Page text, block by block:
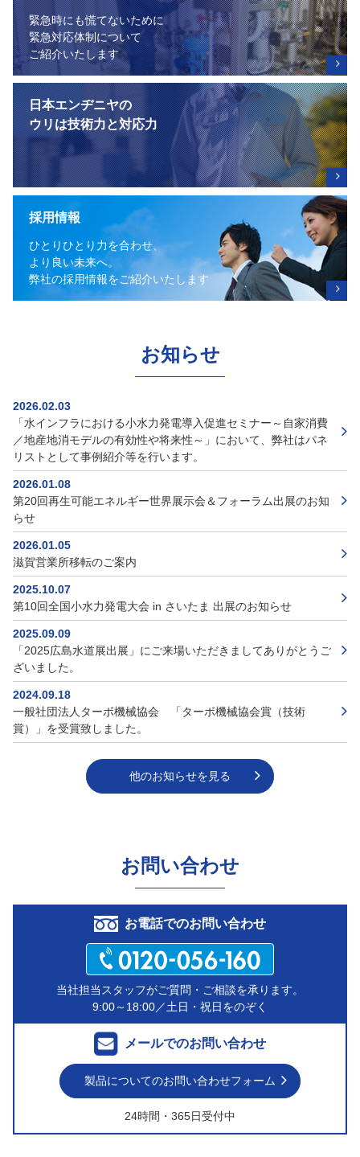
緊急時にも慌てないために
緊急対応体制について
ご紹介いたします
日本エンヂニヤの
ウリは技術力と対応力
採用情報
ひとりひとり力を合わせ、
より良い未来へ。
弊社の採用情報をご紹介いたします
お知らせ
2026.02.03
「水インフラにおける小水力発電導入促進セミナー～自家消費
／地産地消モデルの有効性や将来性～」において、弊社はパネ
リストとして事例紹介等を行います。
2026.01.08
第20回再生可能エネルギー世界展示会＆フォーラム出展のお知
らせ
2026.01.05
滋賀営業所移転のご案内
2025.10.07
第10回全国小水力発電大会 in さいたま 出展のお知らせ
2025.09.09
「2025広島水道展出展」にご来場いただきましてありがとうご
ざいました。
2024.09.18
一般社団法人ターボ機械協会 「ターボ機械協会賞（技術
賞）」を受賞致しました。
他のお知らせを見る
お問い合わせ
お電話でのお問い合わせ
当社担当スタッフがご質問・ご相談を承ります。
9:00～18:00／土日・祝日をのぞく
メールでのお問い合わせ
製品についてのお問い合わせフォーム
24時間・365日受付中